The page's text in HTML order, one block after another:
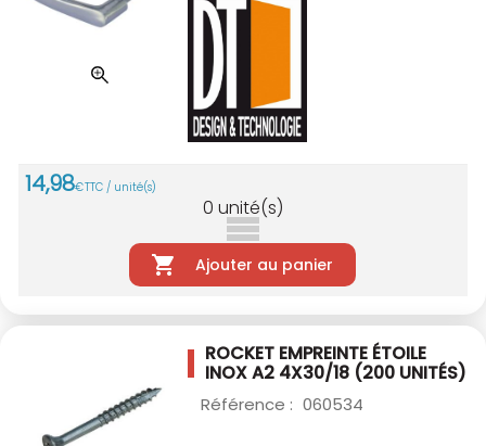
14,98€TTC / unité(s)
0 unité(s)
Ajouter au panier
ROCKET EMPREINTE ÉTOILE
INOX A2 4X30/18 (200 UNITÉS)
Référence : 060534